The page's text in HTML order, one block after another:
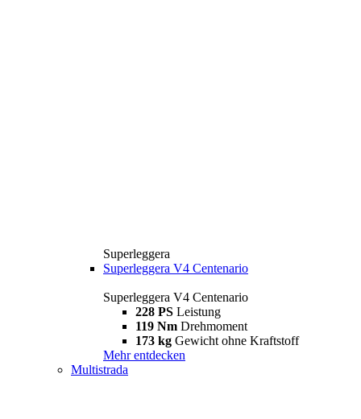
Superleggera
Superleggera V4 Centenario
Superleggera V4 Centenario
228 PS Leistung
119 Nm Drehmoment
173 kg Gewicht ohne Kraftstoff
Mehr entdecken
Multistrada